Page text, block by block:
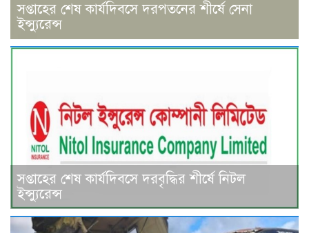
সপ্তাহের শেষ কার্যদিবসে দরপতনের শীর্ষে সেনা
ইন্স্যুরেন্স
সপ্তাহের শেষ কার্যদিবসে দরবৃদ্ধির শীর্ষে নিটল
ইন্স্যুরেন্স